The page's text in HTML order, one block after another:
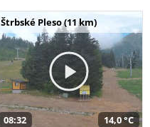
Štrbské Pleso (11 km)
08:32 14,0 °C